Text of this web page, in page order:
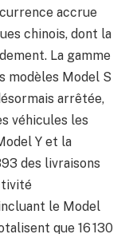
accrue
chinois, dont la
La gamme
modèles Model S
arrêtée,
véhicules les
Y et la
des livraisons
le Model
que 16 130